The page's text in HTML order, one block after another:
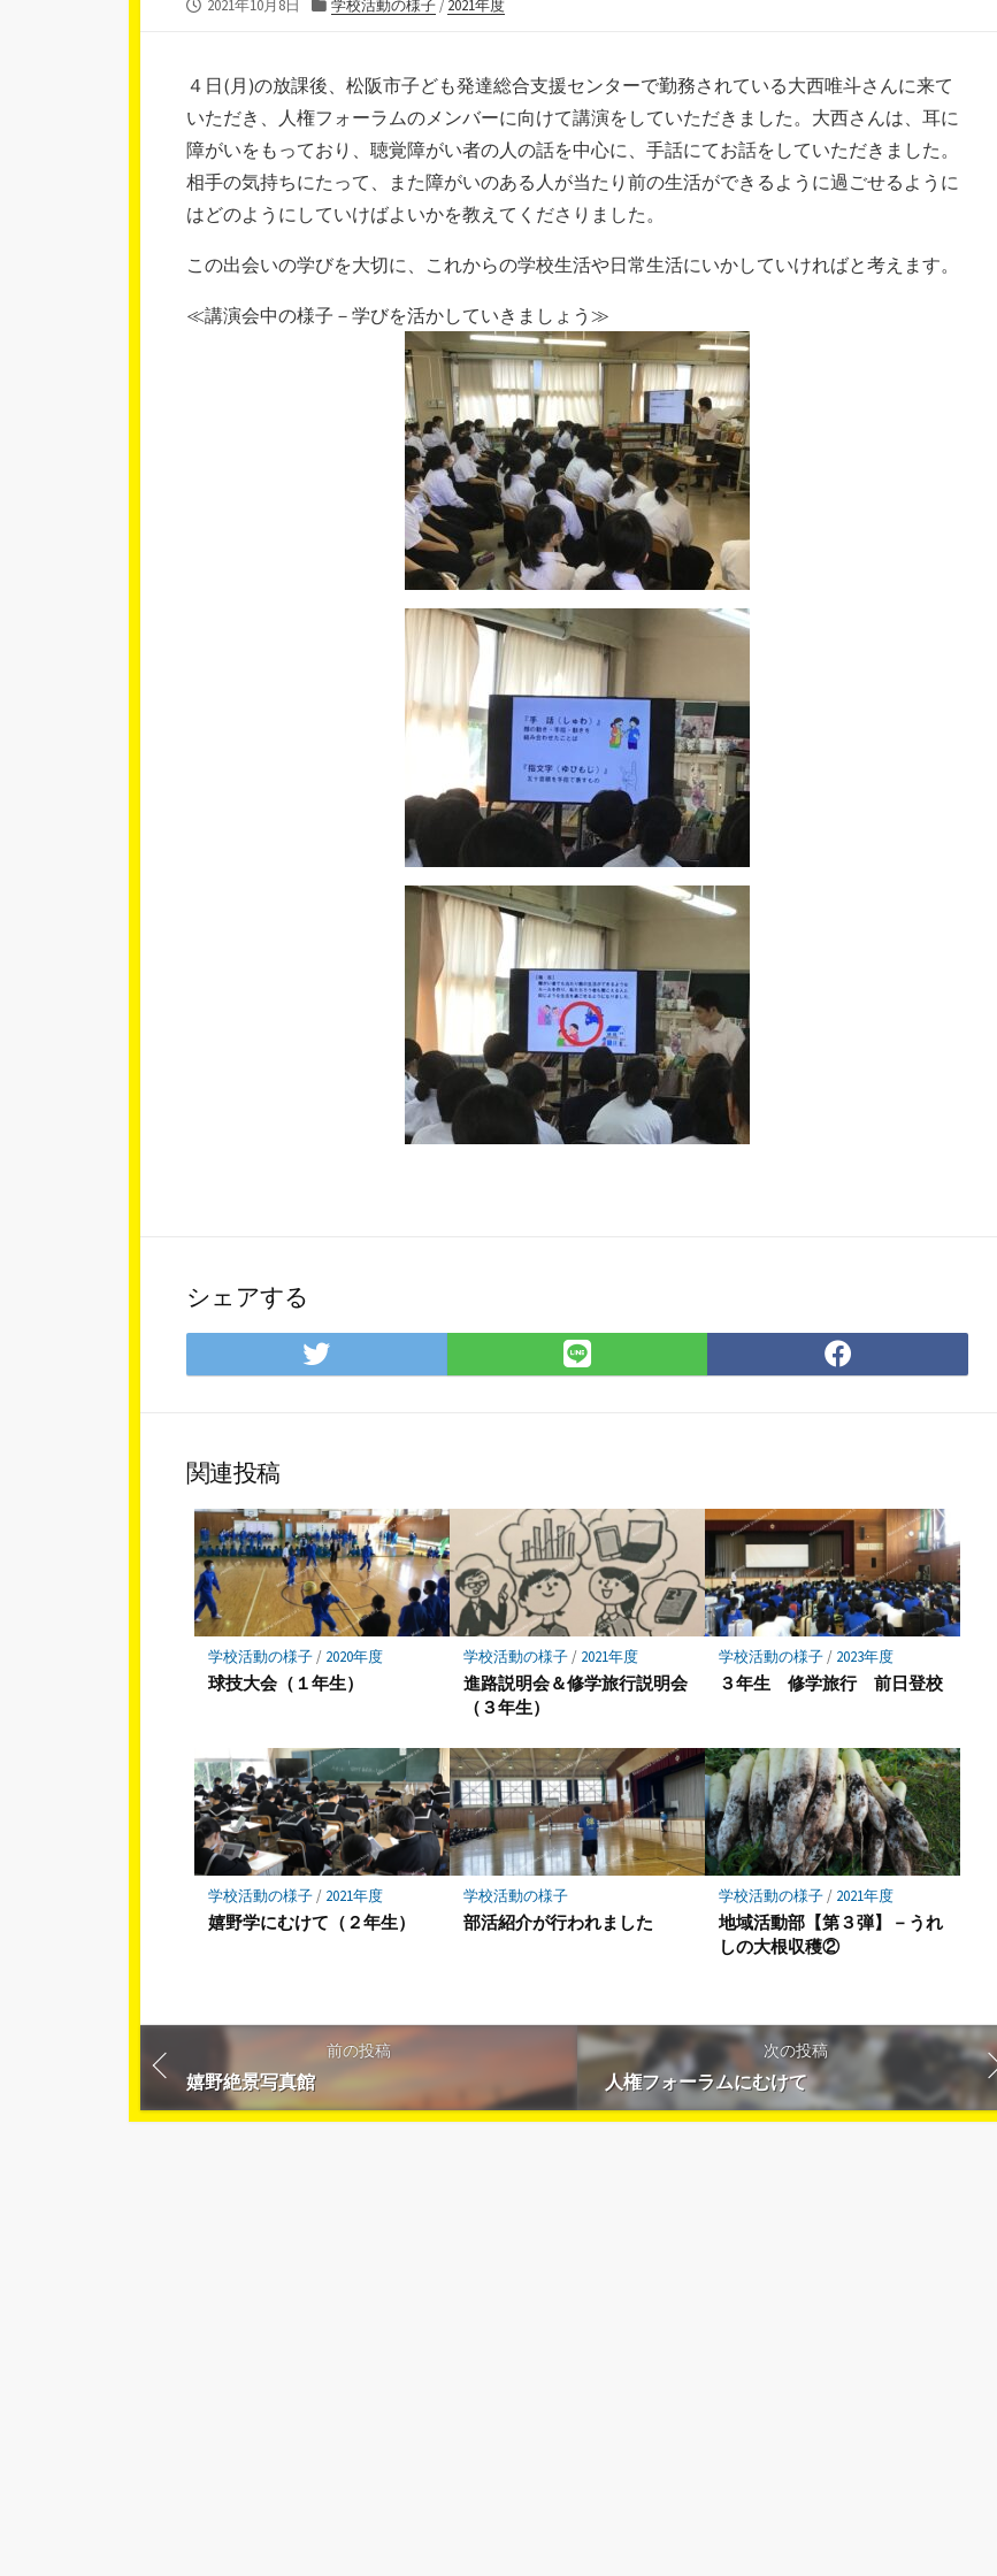
2021年10月8日
ー
学校活動の様子 /2021年度
４日(月)の放課後、松阪市子ども発達総合支援センターで勤務されている大西唯斗さんに来て
いただき、人権フォーラムのメンバーに向けて講演をしていただきました。大西さんは、耳に
障がいをもっており、聴覚障がい者の人の話を中心に、手話にてお話をしていただきました。
相手の気持ちにたって、また障がいのある人が当たり前の生活ができるように過ごせるように
はどのようにしていけばよいかを教えてくださりました。
この出会いの学びを大切に、これからの学校生活や日常生活にいかしていければと考えます。
≪講演会中の様子－学びを活かしていきましょう≫
シェアする
Twitter
で
LINE
で
Facebook
で
関連投稿
学校活動の様子/ 2020年度
球技大会（１年生）
学校活動の様子/ 2021年度
進路説明会＆修学旅行説明会
（３年生）
学校活動の様子/ 2023年度
３年生 修学旅行 前日登校
学校活動の様子/ 2021年度
嬉野学にむけて（２年生）
学校活動の様子
部活紹介が行われました
学校活動の様子/ 2021年度
地域活動部【第３弾】－うれ
しの大根収穫②
前の投稿
嬉野絶景写真館
次の投稿
人権フォーラムにむけて